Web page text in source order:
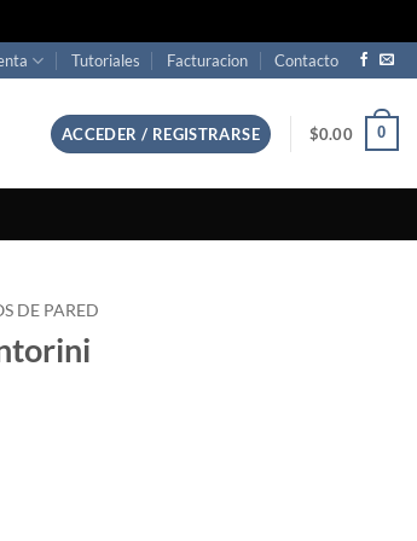
Tutoriales Facturacion Contacto
ACCEDER / REGISTRARSE $0.00 0
DE PARED